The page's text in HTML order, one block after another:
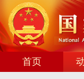
首页